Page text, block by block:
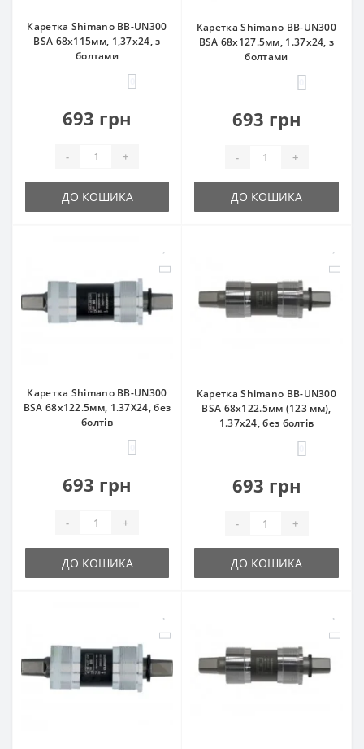
Каретка Shimano BB-UN300
BSA 68х115мм, 1,37х24, з
болтами
693 грн
- +
ДО КОШИКА
Каретка Shimano BB-UN300
BSA 68x127.5мм, 1.37x24, з
болтами
693 грн
- +
ДО КОШИКА
Каретка Shimano BB-UN300
BSA 68x122.5мм, 1.37Х24, без
болтів
693 грн
- +
ДО КОШИКА
Каретка Shimano BB-UN300
BSA 68x122.5мм (123 мм),
1.37x24, без болтів
693 грн
- +
ДО КОШИКА